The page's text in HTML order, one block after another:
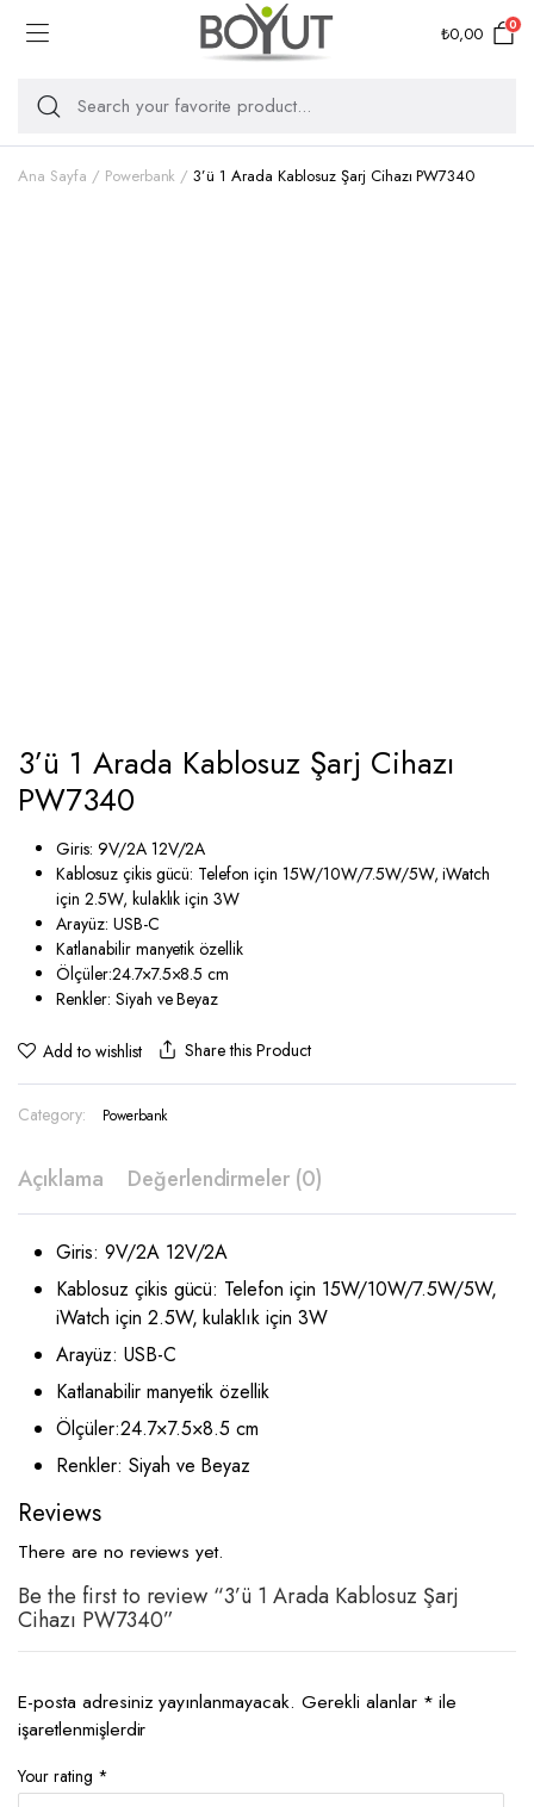
₺0,00 0
Ana Sayfa Powerbank 3’ü 1 Arada Kablosuz Şarj Cihazı PW7340
3’ü 1 Arada Kablosuz Şarj Cihazı
PW7340
Giris: 9V/2A 12V/2A
Kablosuz çikis gücü: Telefon için 15W/10W/7.5W/5W, iWatch
için 2.5W, kulaklık için 3W
Arayüz: USB-C
Katlanabilir manyetik özellik
Ölçüler:24.7×7.5×8.5 cm
Renkler: Siyah ve Beyaz
Add to wishlist Share this Product
Category: Powerbank
Açıklama Değerlendirmeler (0)
Giris: 9V/2A 12V/2A
Kablosuz çikis gücü: Telefon için 15W/10W/7.5W/5W,
iWatch için 2.5W, kulaklık için 3W
Arayüz: USB-C
Katlanabilir manyetik özellik
Ölçüler:24.7×7.5×8.5 cm
Renkler: Siyah ve Beyaz
Reviews
There are no reviews yet.
Be the first to review “3’ü 1 Arada Kablosuz Şarj
Cihazı PW7340”
E-posta adresiniz yayınlanmayacak. Gerekli alanlar * ile
işaretlenmişlerdir
Your rating *